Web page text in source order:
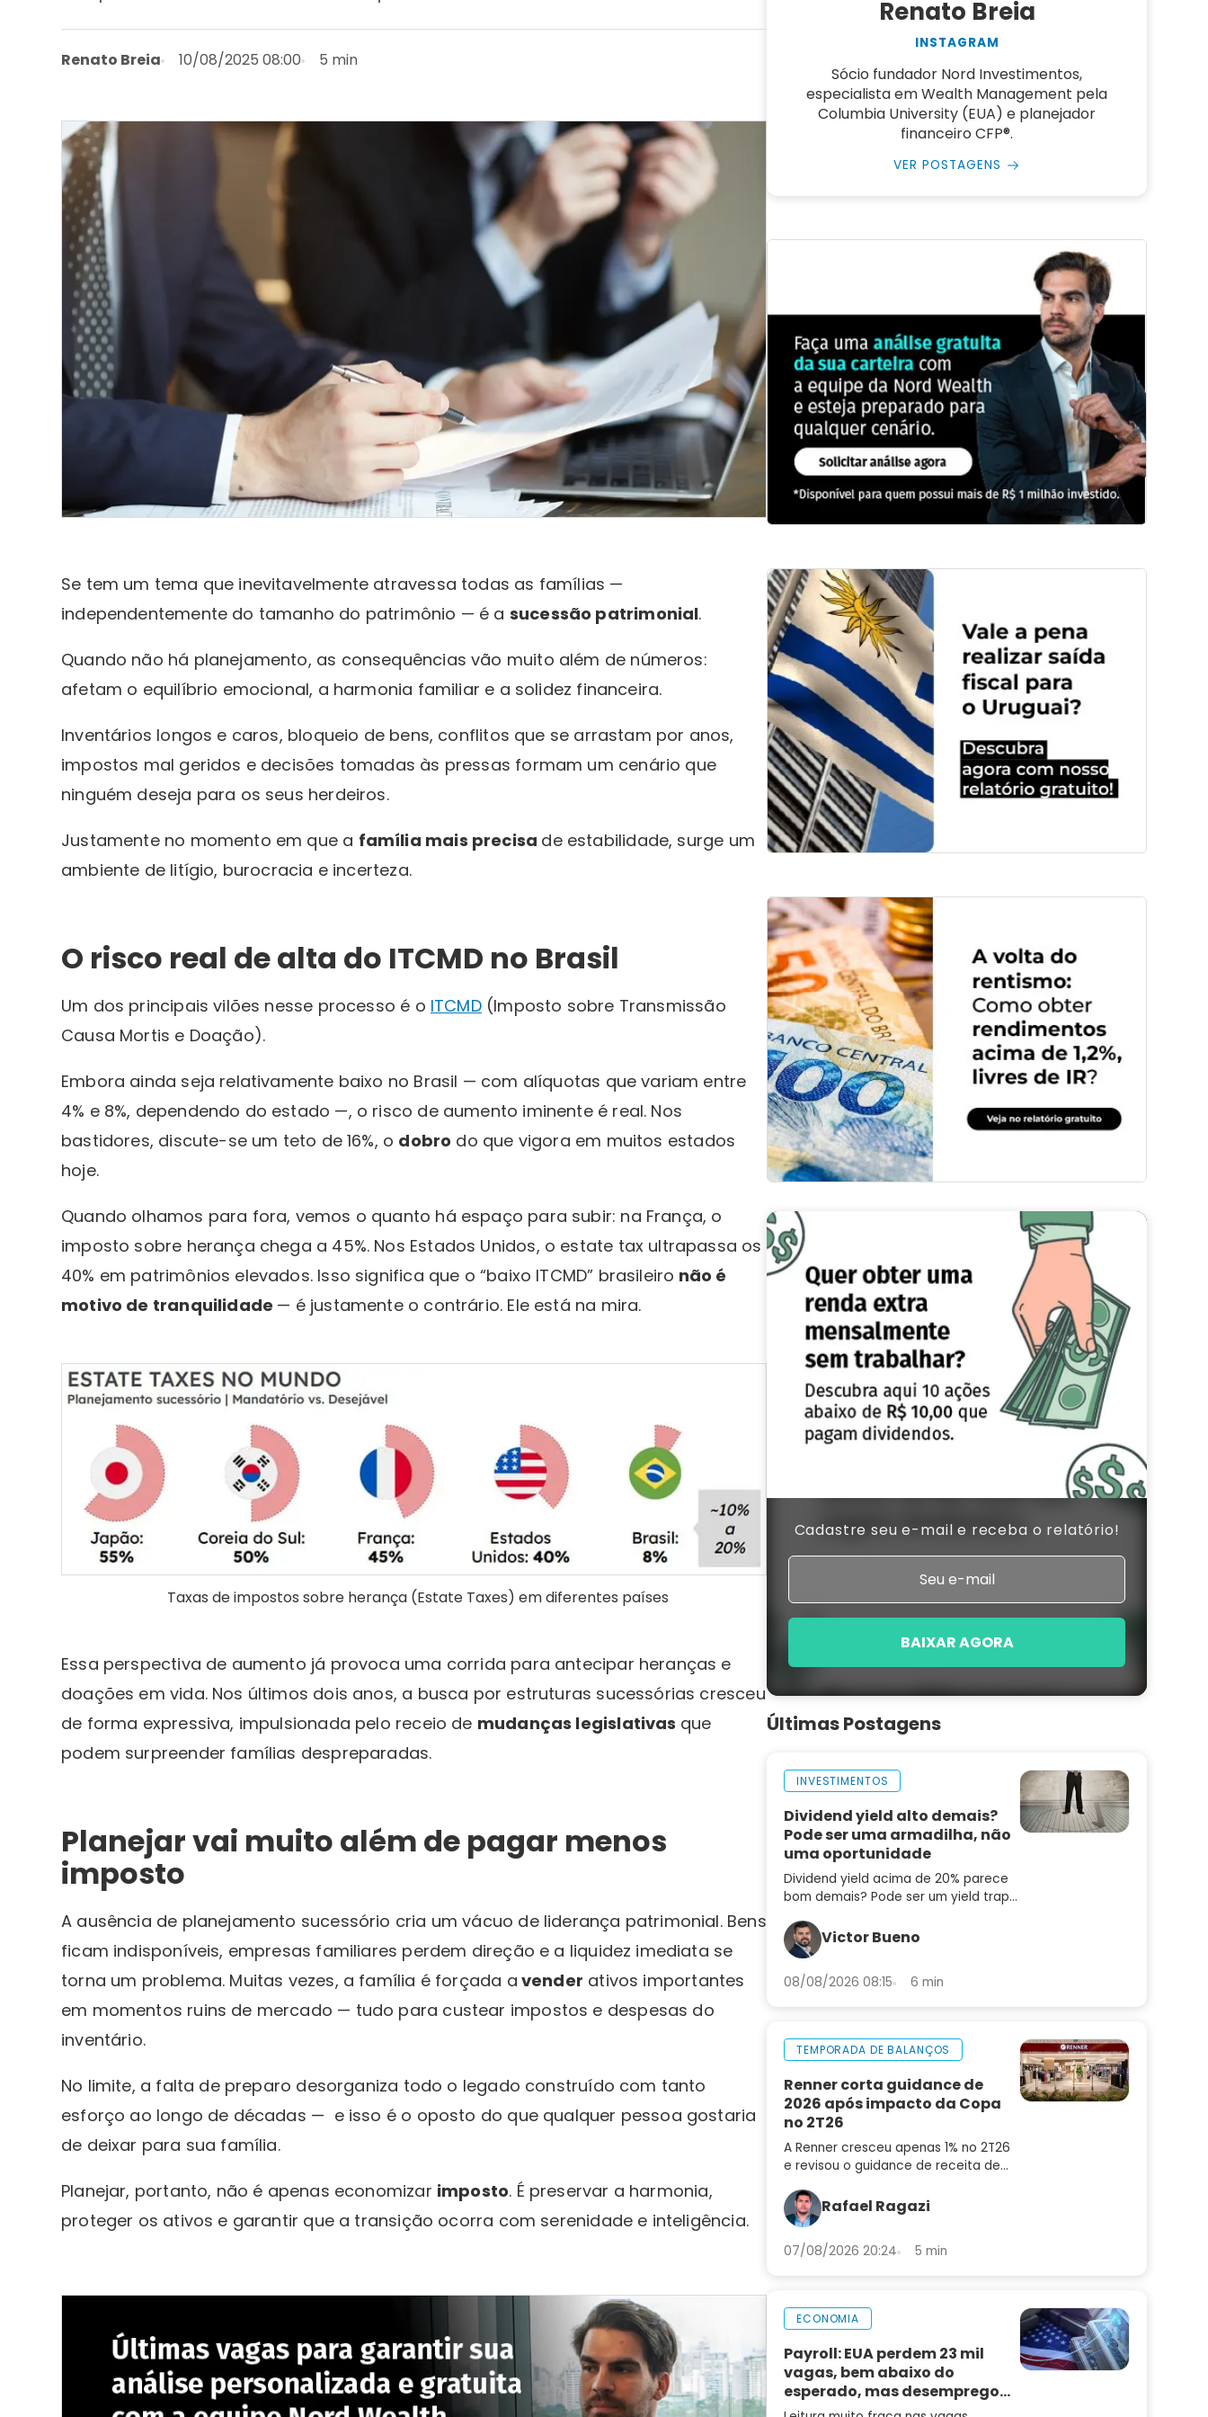
Renato Breia 10/08/2025 08:00 5 min
Se tem um tema que inevitavelmente atravessa todas as famílias —
independentemente do tamanho do patrimônio — é a sucessão patrimonial.
Quando não há planejamento, as consequências vão muito além de números:
afetam o equilíbrio emocional, a harmonia familiar e a solidez financeira.
Inventários longos e caros, bloqueio de bens, conflitos que se arrastam por anos,
impostos mal geridos e decisões tomadas às pressas formam um cenário que
ninguém deseja para os seus herdeiros.
Justamente no momento em que a família mais precisa de estabilidade, surge um
ambiente de litígio, burocracia e incerteza.
O risco real de alta do ITCMD no Brasil
Um dos principais vilões nesse processo é o ITCMD(Imposto sobre Transmissão
Causa Mortis e Doação).
Embora ainda seja relativamente baixo no Brasil — com alíquotas que variam entre
4% e 8%, dependendo do estado —, o risco de aumento iminente é real. Nos
bastidores, discute-se um teto de 16%, o dobro do que vigora em muitos estados
hoje.
Quando olhamos para fora, vemos o quanto há espaço para subir: na França, o
imposto sobre herança chega a 45%. Nos Estados Unidos, o estate tax ultrapassa os
40% em patrimônios elevados. Isso significa que o “baixo ITCMD” brasileiro não é
motivo de tranquilidade — é justamente o contrário. Ele está na mira.
Taxas de impostos sobre herança (Estate Taxes) em diferentes países
Essa perspectiva de aumento já provoca uma corrida para antecipar heranças e
doações em vida. Nos últimos dois anos, a busca por estruturas sucessórias cresceu
de forma expressiva, impulsionada pelo receio de mudanças legislativas que
podem surpreender famílias despreparadas.
Planejar vai muito além de pagar menos
imposto
A ausência de planejamento sucessório cria um vácuo de liderança patrimonial. Bens
ficam indisponíveis, empresas familiares perdem direção e a liquidez imediata se
torna um problema. Muitas vezes, a família é forçada a vender ativos importantes
em momentos ruins de mercado — tudo para custear impostos e despesas do
inventário.
No limite, a falta de preparo desorganiza todo o legado construído com tanto
esforço ao longo de décadas — e isso é o oposto do que qualquer pessoa gostaria
de deixar para sua família.
Planejar, portanto, não é apenas economizar imposto. É preservar a harmonia,
proteger os ativos e garantir que a transição ocorra com serenidade e inteligência.
Renato Breia
INSTAGRAM
Sócio fundador Nord Investimentos,
especialista em Wealth Management pela
Columbia University (EUA) e planejador
financeiro CFP®.
VER POSTAGENS
Cadastre seu e-mail e receba o relatório!
BAIXAR AGORA
Últimas Postagens
INVESTIMENTOS
Dividend yield alto demais?
Pode ser uma armadilha, não
uma oportunidade
Dividend yield acima de 20% parece
bom demais? Pode ser um yield trap.
separam pagadoras sustentáveis de
armadilhas
Victor Bueno
08/08/2026 08:15 6 min
TEMPORADA DE BALANÇOS
Renner corta guidance de
2026 após impacto da Copa
no 2T26
A Renner cresceu apenas 1% no 2T26
e revisou o guidance de receita de
do balanço e as perspectivas para
LREN3
Rafael Ragazi
07/08/2026 20:24 5 min
ECONOMIA
Payroll: EUA perdem 23 mil
vagas, bem abaixo do
esperado, mas desemprego
cai